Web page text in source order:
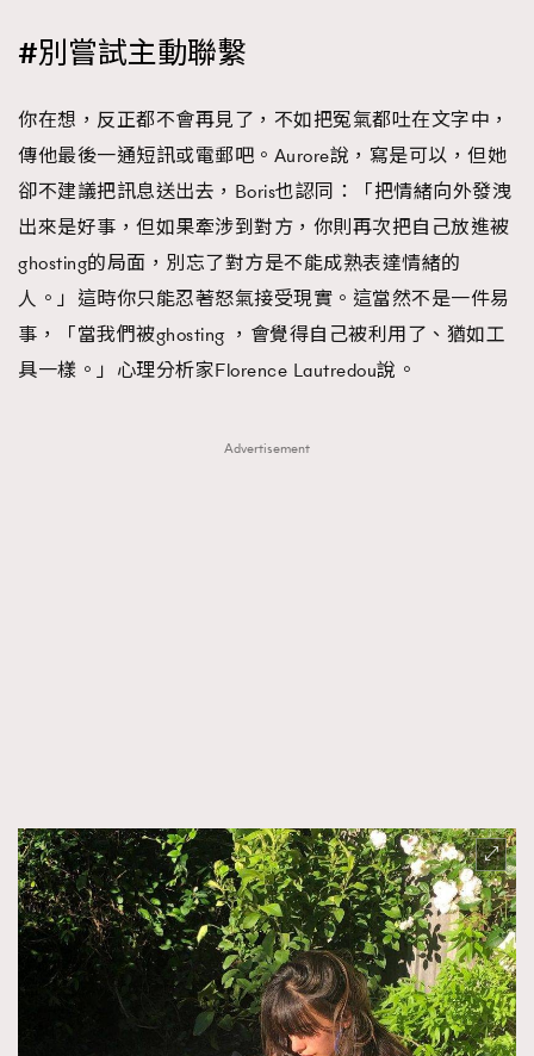
#別嘗試主動聯繫
你在想，反正都不會再見了，不如把冤氣都吐在文字中，
傳他最後一通短訊或電郵吧。Aurore說，寫是可以，但她
卻不建議把訊息送出去，Boris也認同：「把情緒向外發洩
出來是好事，但如果牽涉到對方，你則再次把自己放進被
ghosting的局面，別忘了對方是不能成熟表達情緒的
人。」這時你只能忍著怒氣接受現實。這當然不是一件易
事，「當我們被ghosting ，會覺得自己被利用了、猶如工
具一樣。」心理分析家Florence Lautredou說。
Advertisement